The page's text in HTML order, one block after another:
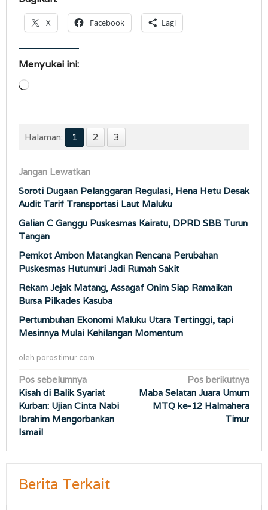
X Facebook Lagi
Menyukai ini:
Memuat...
Halaman: 1 2 3
Jangan Lewatkan
Soroti Dugaan Pelanggaran Regulasi, Hena Hetu Desak
Audit Tarif Transportasi Laut Maluku
Galian C Ganggu Puskesmas Kairatu, DPRD SBB Turun
Tangan
Pemkot Ambon Matangkan Rencana Perubahan
Puskesmas Hutumuri Jadi Rumah Sakit
Rekam Jejak Matang, Assagaf Onim Siap Ramaikan
Bursa Pilkades Kasuba
Pertumbuhan Ekonomi Maluku Utara Tertinggi, tapi
Mesinnya Mulai Kehilangan Momentum
oleh porostimur.com
Navigasi
pos
Pos sebelumnya
Kisah di Balik Syariat
Kurban: Ujian Cinta Nabi
Ibrahim Mengorbankan
Ismail
Pos berikutnya
Maba Selatan Juara Umum
MTQ ke-12 Halmahera
Timur
Berita Terkait